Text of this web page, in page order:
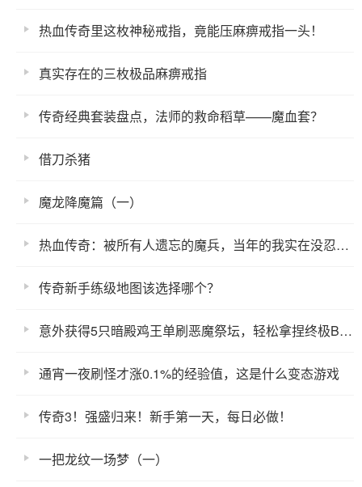
热血传奇里这枚神秘戒指，竟能压麻痹戒指一头！
真实存在的三枚极品麻痹戒指
传奇经典套装盘点，法师的救命稻草——魔血套？
借刀杀猪
魔龙降魔篇（一）
热血传奇：被所有人遗忘的魔兵，当年的我实在没忍住为他冒充了一波氪金大佬！
传奇新手练级地图该选择哪个？
意外获得5只暗殿鸡王单刷恶魔祭坛，轻松拿捏终极BOSS
通宵一夜刷怪才涨0.1%的经验值，这是什么变态游戏
传奇3！强盛归来！新手第一天，每日必做！
一把龙纹一场梦（一）